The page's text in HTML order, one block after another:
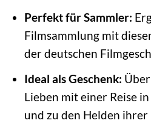
Perfekt für Sammler:
Filmsammlung mit
der deutschen
Ideal als Geschenk:
Lieben mit einer Reise
und zu den Helden ihrer